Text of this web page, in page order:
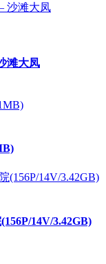
滩大凤
14V/3.42GB)